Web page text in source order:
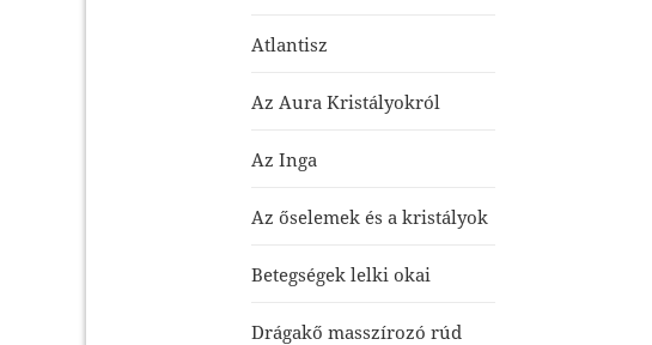
Atlantisz
Az Aura Kristályokról
Az Inga
Az őselemek és a kristályok
Betegségek lelki okai
Drágakő masszírozó rúd